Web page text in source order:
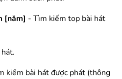
[năm] - Tìm kiếm top bài hát
kiếm bài hát được phát (thông